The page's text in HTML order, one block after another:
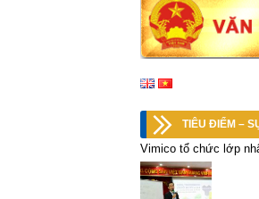
TIÊU ĐIỂM –
Vimico tổ chức lớp
2023.